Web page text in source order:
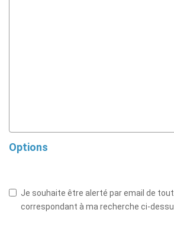
Options
Je souhaite être alerté par email de
correspondant à ma recherche ci-